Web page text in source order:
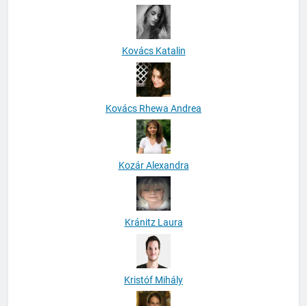
Kovács Katalin
Kovács Rhewa Andrea
Kozár Alexandra
Kránitz Laura
Kristóf Mihály